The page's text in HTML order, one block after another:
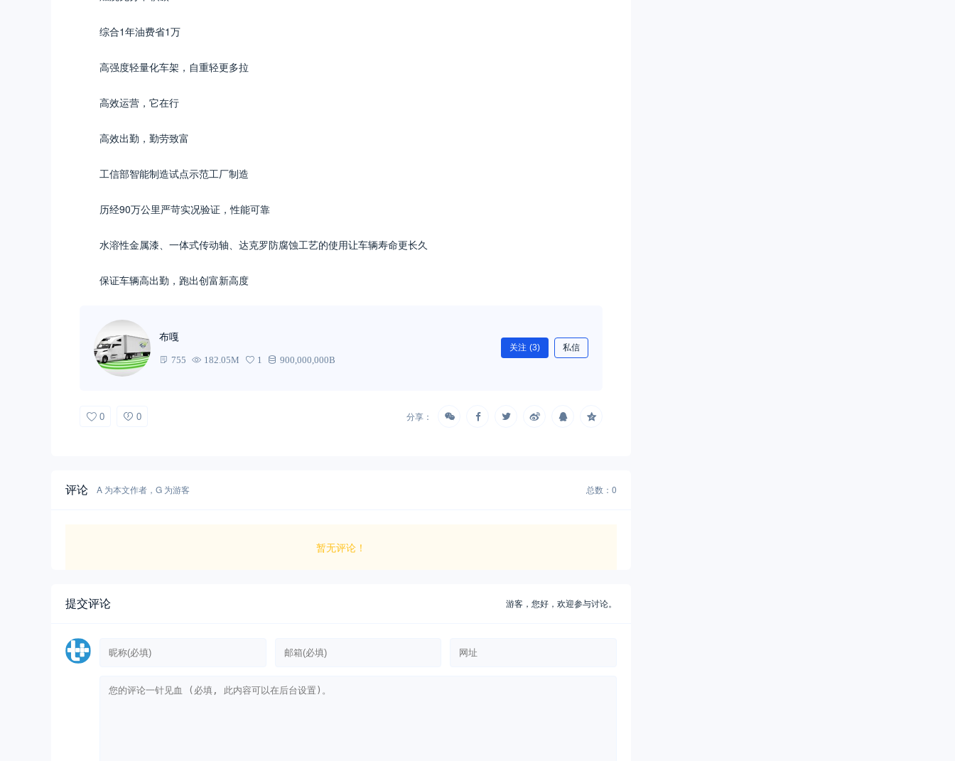
综合1年油费省1万
高强度轻量化车架，自重轻更多拉
高效运营，它在行
高效出勤，勤劳致富
工信部智能制造试点示范工厂制造
历经90万公里严苛实况验证，性能可靠
水溶性金属漆、一体式传动轴、达克罗防腐蚀工艺的使用让车辆寿命更长久
保证车辆高出勤，跑出创富新高度
布嘎
755 182.05M 1 900,000,000B
关注 (3) 私信
0 0 分享：
评论 A 为本文作者，G 为游客 总数：0
暂无评论！
提交评论 游客， 您好，欢迎参与讨论。